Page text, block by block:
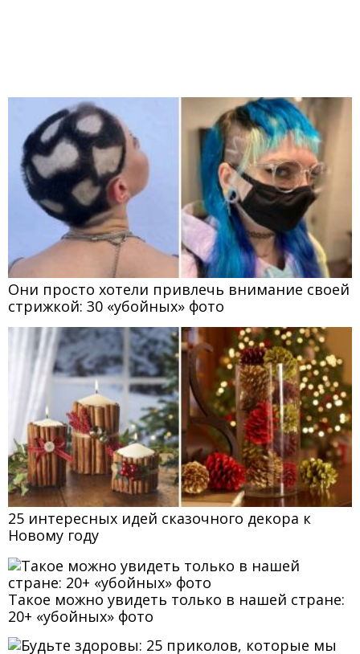
Они просто хотели привлечь внимание своей
стрижкой: 30 «убойных» фото
25 интересных идей сказочного декора к
Новому году
Такое можно увидеть только в нашей стране:
20+ «убойных» фото